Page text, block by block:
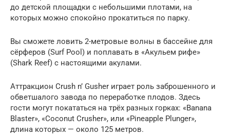
до детской площадки с небольшими плотами, на
которых можно спокойно прокатиться по парку.
Вы сможете ловить 2-метровые волны в бассейне для
сёрферов (Surf Pool) и поплавать в «Акульем рифе»
(Shark Reef) с настоящими акулами.
Аттракцион Crush n’ Gusher играет роль заброшенного и
обветшалого завода по переработке плодов. Здесь
гости могут покататься на трёх разных горках: «Banana
Blaster», «Coconut Crusher», или «Pineapple Plunger»,
длина которых — около 125 метров.